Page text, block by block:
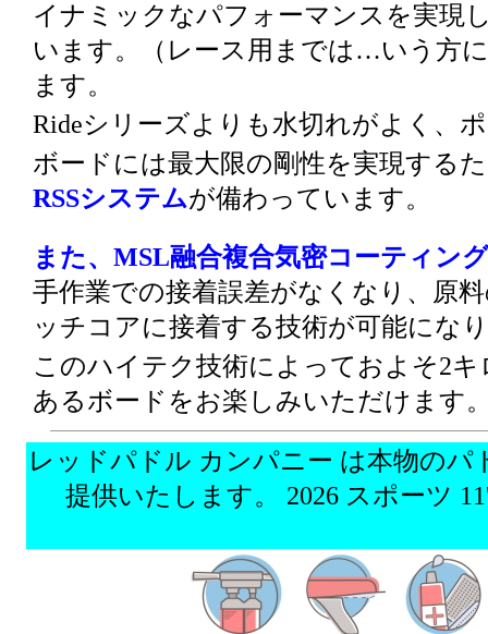
イナミックなパフォーマンスを実現
います。（レース用までは…いう方
ます。
Rideシリーズよりも水切れがよく、
ボードには最大限の剛性を実現する
RSSシステムが備わっています。
また、MSL融合複合気密コーティン
手作業での接着誤差がなくなり、原
ッチコアに接着する技術が可能にな
このハイテク技術によっておよそ2
あるボードをお楽しみいただけます
レッドパドル カンパニー は本物の
提供いたします。 2026 スポーツ